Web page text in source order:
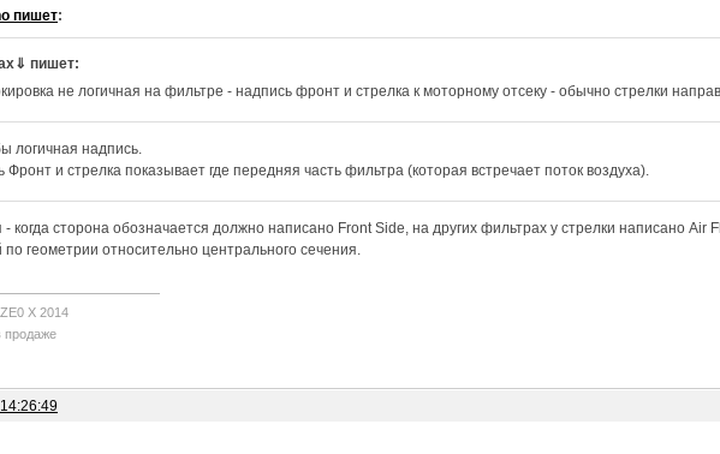
пишет:
пишет:
не логичная на фильтре - надпись фронт и стрелка к моторному отсеку - обычно стрелки
логичная надпись.
Фронт и стрелка показывает где передняя часть фильтра (которая встречает поток воздуха).
- когда сторона обозначается должно написано Front Side, на других фильтрах у стрелки написано
геометрии относительно центрального сечения.
X 2014
продаже